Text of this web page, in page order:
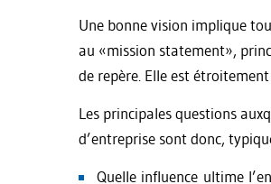
Une bonne vision implique
au «mission statement»,
de repère. Elle est
Les principales questions
d’entreprise sont donc,
Quelle influence ultime